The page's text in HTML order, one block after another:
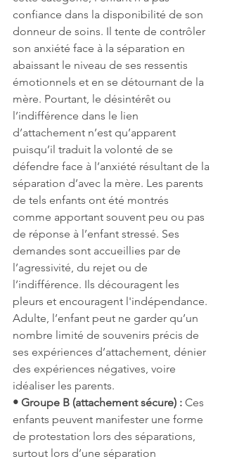
confiance dans la disponibilité de son
donneur de soins. Il tente de contrôler
son anxiété face à la séparation en
abaissant le niveau de ses ressentis
émotionnels et en se détournant de la
mère. Pourtant, le désintérêt ou
l’indifférence dans le lien
d’attachement n’est qu’apparent
puisqu’il traduit la volonté de se
défendre face à l’anxiété résultant de la
séparation d’avec la mère. Les parents
de tels enfants ont été montrés
comme apportant souvent peu ou pas
de réponse à l’enfant stressé. Ses
demandes sont accueillies par de
l’agressivité, du rejet ou de
l’indifférence. Ils découragent les
pleurs et encouragent l'indépendance.
Adulte, l’enfant peut ne garder qu’un
nombre limité de souvenirs précis de
ses expériences d’attachement, dénier
des expériences négatives, voire
idéaliser les parents.
• Groupe B (attachement sécure) : Ces
enfants peuvent manifester une forme
de protestation lors des séparations,
surtout lors d’une séparation